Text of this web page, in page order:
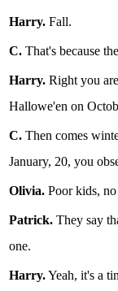
Harry. Fall.
C. That's because
Harry. Right you
Hallowe'en on
C. Then comes
January, 20, you
Olivia. Poor kids,
Patrick. They say
one.
Harry.Yeah, it's a